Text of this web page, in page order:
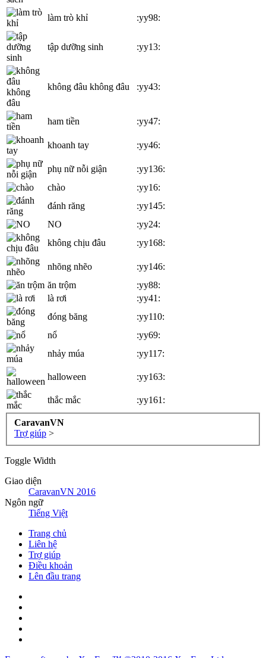
làm trò khỉ :yy98:
tập dưỡng sinh :yy13:
không đâu không đâu :yy43:
ham tiền :yy47:
khoanh tay :yy46:
phụ nữ nỗi giận
:yy136:
chào
:yy16:
đánh răng
:yy145:
NO
:yy24:
không chịu đâu
:yy168:
nhõng nhẽo
:yy146:
ăn trộm
:yy88:
là rơi
:yy41:
đóng băng
:yy110:
nổ
:yy69:
nhảy múa
:yy117:
halloween :yy163:
thắc mắc :yy161:
CaravanVN
Trợ giúp >
Toggle Width
Giao diện
CaravanVN 2016
Ngôn ngữ
Tiếng Việt
Trang chủ
Liên hệ
Trợ giúp
Điều khoản
Lên đầu trang